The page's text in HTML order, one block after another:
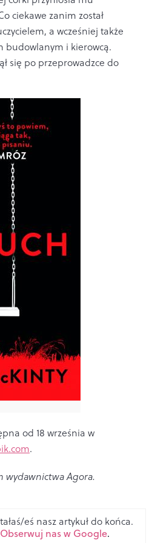
ciekawe zanim został
a wcześniej także
i kierowcą.
się po przeprowadzce do
od 18 września w
.
wydawnictwa Agora.
eś nasz artykuł do końca.
Obserwuj nas w Google.